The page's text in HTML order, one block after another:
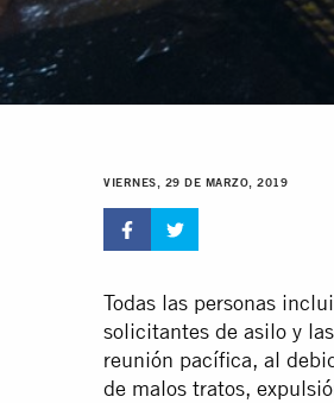
VIERNES, 29 DE MARZO, 2019
Todas las personas
solicitantes de asilo y
reunión pacífica, al
de malos tratos,